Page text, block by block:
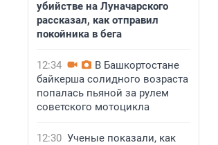
убийстве на Луначарского
рассказал, как отправил
покойника в бега
12:34
В Башкортостане
байкерша солидного возраста
попалась пьяной за рулем
советского мотоцикла
12:30 Ученые показали, как